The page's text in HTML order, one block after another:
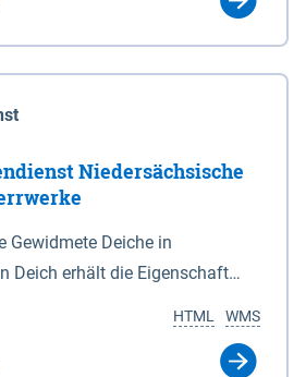
Niedersächsische
Gewidmete Deiche in
Deich erhält die Eigenschaft
Verordnung ausspricht. Für
WMS
HTML